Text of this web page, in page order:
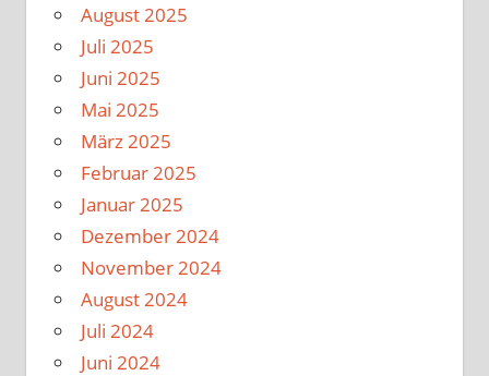
August 2025
Juli 2025
Juni 2025
Mai 2025
März 2025
Februar 2025
Januar 2025
Dezember 2024
November 2024
August 2024
Juli 2024
Juni 2024